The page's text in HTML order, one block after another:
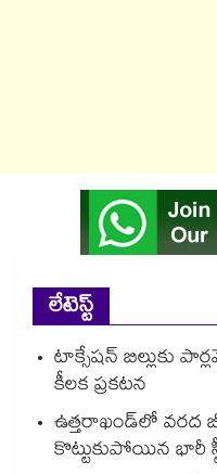
లేటెస్ట్
టాక్సేషన్ బిల్లుకు
కీలక ప్రకటన
ఉత్తరాఖండ్⁭లో వరద
కొట్టుకుపోయిన భారీ